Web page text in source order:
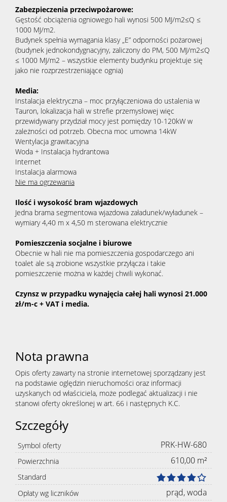
Zabezpieczenia przeciwpożarowe:
Gęstość obciążenia ogniowego hali wynosi 500 MJ/m2≤Q ≤
1000 MJ/m2.
Budynek spełnia wymagania klasy „E” odporności pożarowej
(budynek jednokondygnacyjny, zaliczony do PM, 500 MJ/m2≤Q
≤ 1000 MJ/m2 – wszystkie elementy budynku projektuje się
jako nie rozprzestrzeniające ognia)
Media:
Instalacja elektryczna – moc przyłączeniowa do ustalenia w
Tauron, lokalizacja hali w strefie przemysłowej więc
przewidywany przydział mocy jest pomiędzy 10-120kW w
zależności od potrzeb. Obecna moc umowna 14kW
Wentylacja grawitacyjna
Woda + Instalacja hydrantowa
Internet
Instalacja alarmowa
Nie ma ogrzewania
Ilość i wysokość bram wjazdowych
Jedna brama segmentowa wjazdowa załadunek/wyładunek –
wymiary 4,40 m x 4,50 m sterowana elektrycznie
Pomieszczenia socjalne i biurowe
Obecnie w hali nie ma pomieszczenia gospodarczego ani
toalet ale są zrobione wszystkie przyłącza i takie
pomieszczenie można w każdej chwili wykonać.
Czynsz w przypadku wynajęcia całej hali wynosi 21.000
zł/m-c + VAT i media.
Nota prawna
Opis oferty zawarty na stronie internetowej sporządzany jest
na podstawie oględzin nieruchomości oraz informacji
uzyskanych od właściciela, może podlegać aktualizacji i nie
stanowi oferty określonej w art. 66 i następnych K.C.
Szczegóły
Symbol oferty PRK-HW-680
Powierzchnia 610,00 m²
Standard
Opłaty wg liczników
prąd, woda